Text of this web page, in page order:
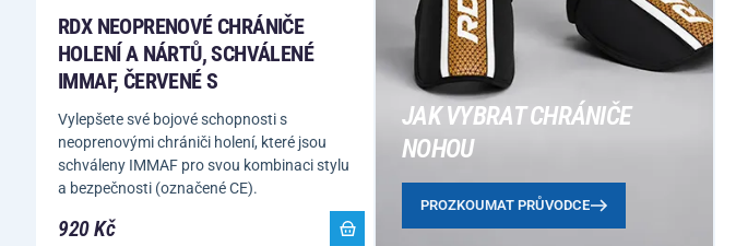
RDX NEOPRENOVÉ CHRÁNIČE
HOLENÍ A NÁRTŮ, SCHVÁLENÉ
IMMAF, ČERVENÉ S
Vylepšete své bojové schopnosti s
neoprenovými chrániči holení, které jsou
schváleny IMMAF pro svou kombinaci stylu
a bezpečnosti (označené CE).
920 Kč
JAK VYBRAT CHRÁNIČE
NOHOU
PROZKOUMAT PRŮVODCE